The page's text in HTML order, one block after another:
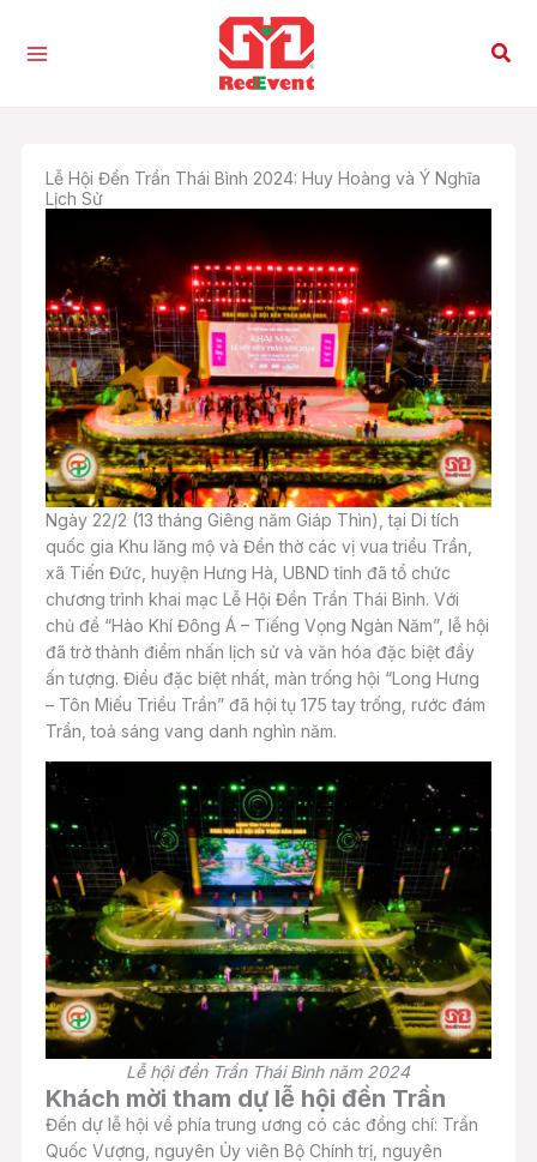
Tìm
Lễ Hội Đền Trần Thái Bình 2024: Huy Hoàng và Ý Nghĩa
Lịch Sử
Ngày 22/2 (13 tháng Giêng năm Giáp Thìn), tại Di tích
quốc gia Khu lăng mộ và Đền thờ các vị vua triều Trần,
xã Tiến Đức, huyện Hưng Hà, UBND tỉnh đã tổ chức
chương trình khai mạc Lễ Hội Đền Trần Thái Bình. Với
chủ đề “Hào Khí Đông Á – Tiếng Vọng Ngàn Năm”, lễ hội
đã trở thành điểm nhấn lịch sử và văn hóa đặc biệt đầy
ấn tượng. Điều đặc biệt nhất, màn trống hội “Long Hưng
– Tôn Miếu Triều Trần” đã hội tụ 175 tay trống, rước đám
Trần, toả sáng vang danh nghìn năm.
Lễ hội đền Trần Thái Bình năm 2024
Khách mời tham dự lễ hội đền Trần
Đến dự lễ hội về phía trung ương có các đồng chí: Trần
Quốc Vượng, nguyên Ủy viên Bộ Chính trị, nguyên